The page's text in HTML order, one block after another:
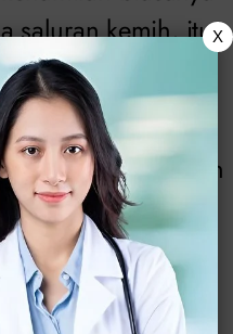
saluran kemih, itu
ISK, laki-laki pun
pembesaran
risiko
X